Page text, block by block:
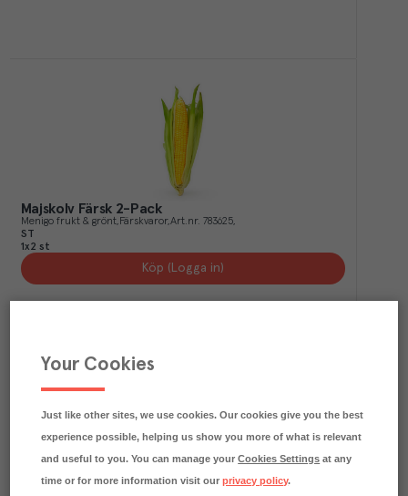
Majskolv Färsk 2-Pack
Menigo frukt & grönt Färskvaror Art.nr. 783625
ST
1x2 st
Köp (Logga in)
Your Cookies
Just like other sites, we use cookies. Our cookies give you the best
experience possible, helping us show you more of what is relevant
and useful to you. You can manage yourCookies Settings at any
time or for more information visit ourprivacy policy.